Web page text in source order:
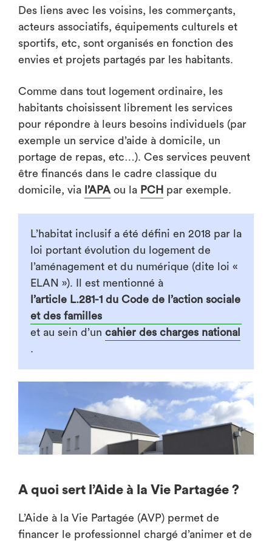
Des liens avec les voisins, les commerçants,
acteurs associatifs, équipements culturels et
sportifs, etc, sont organisés en fonction des
envies et projets partagés par les habitants.
Comme dans tout logement ordinaire, les
habitants choisissent librement les services
pour répondre à leurs besoins individuels (par
exemple un service d’aide à domicile, un
portage de repas, etc…). Ces services peuvent
être financés dans le cadre classique du
domicile, via l’APA ou la PCH par exemple.
L’habitat inclusif a été défini en 2018 par la
loi portant évolution du logement de
l’aménagement et du numérique (dite loi «
ELAN »). Il est mentionné à
l’article L.281-1 du Code de l’action sociale
et des familles
et au sein d’un cahier des charges national
.
A quoi sert l’Aide à la Vie Partagée ?
L’Aide à la Vie Partagée (AVP) permet de
financer le professionnel chargé d’animer et de